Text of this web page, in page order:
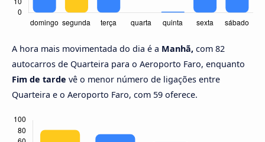
A hora mais movimentada do dia é a Manhã, com 82
autocarros de Quarteira para o Aeroporto Faro, enquanto
Fim de tarde vê o menor número de ligações entre
Quarteira e o Aeroporto Faro, com 59 oferece.